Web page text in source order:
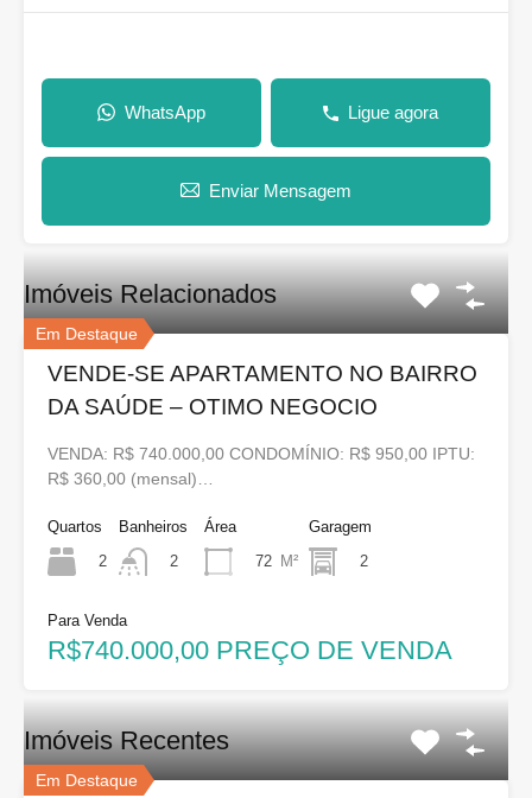
WhatsApp Ligue agora
Enviar Mensagem
Imóveis Relacionados
Em Destaque
VENDE-SE APARTAMENTO NO BAIRRO
DA SAÚDE – OTIMO NEGOCIO
VENDA: R$ 740.000,00 CONDOMÍNIO: R$ 950,00 IPTU:
R$ 360,00 (mensal)…
Quartos
2
Banheiros
2
Área
72 M²
Garagem
2
Para Venda
R$740.000,00 PREÇO DE VENDA
Imóveis Recentes
Em Destaque